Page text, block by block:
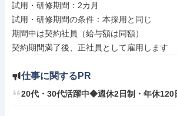
試用・研修期間：2カ月
試用・研修期間の条件：本採用と同じ
期間中は契約社員（給与額は同額）
仕事に関するPR
20代・30代活躍中◆週休2日制・年休120